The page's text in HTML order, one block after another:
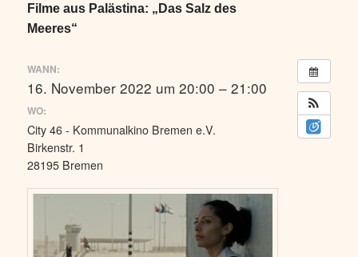
Filme aus Palästina: „Das Salz des
Meeres“
WANN:
16. November 2022 um 20:00 – 21:00
WO:
City 46 - Kommunalkino Bremen e.V.
Birkenstr. 1
28195 Bremen